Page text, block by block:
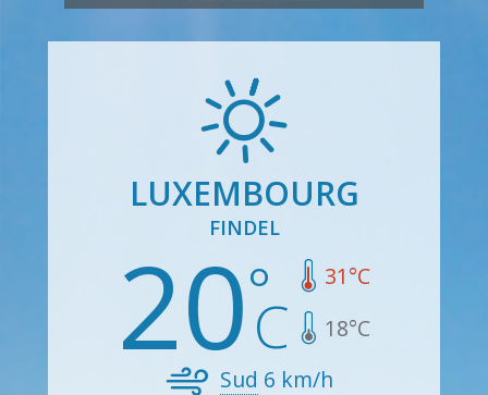
LUXEMBOURG
FINDEL
20 31°C
18°C
Sud 6 km/h